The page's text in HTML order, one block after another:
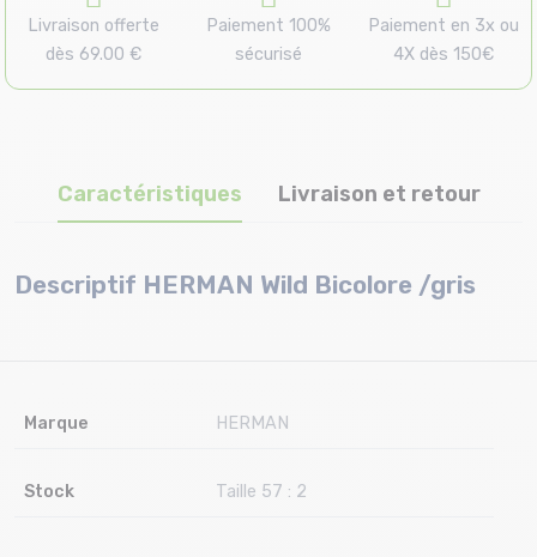
Livraison offerte
dès 69.00 €
Paiement 100%
sécurisé
Paiement en 3x ou
4X dès 150€
Caractéristiques Livraison et retour
Descriptif HERMAN Wild Bicolore /gris
Marque HERMAN
Stock Taille 57 : 2